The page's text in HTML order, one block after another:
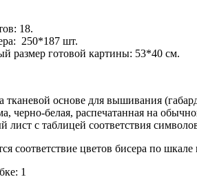
18.
250*187 шт.
размер готовой картины: 53*40 см.
тканевой основе для вышивания
черно-белая, распечатанная на
лист с таблицей соответствия
соответствие цветов бисера по
1